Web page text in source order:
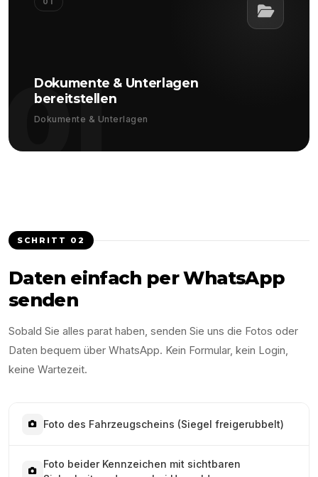
01
Dokumente & Unterlagen
bereitstellen
Dokumente & Unterlagen
SCHRITT 02
Daten einfach per WhatsApp
senden
Sobald Sie alles parat haben, senden Sie uns die Fotos oder
Daten bequem über WhatsApp. Kein Formular, kein Login,
keine Wartezeit.
Foto des Fahrzeugscheins (Siegel freigerubbelt)
Foto beider Kennzeichen mit sichtbaren